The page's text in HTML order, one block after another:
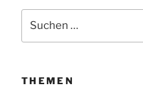
Suchen
THEMEN